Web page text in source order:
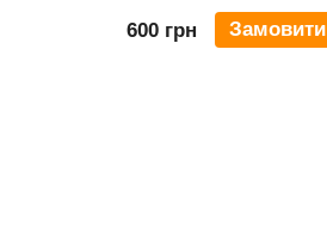
600 грн Замовити